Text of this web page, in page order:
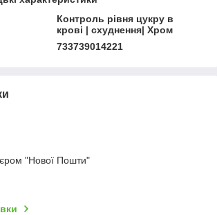
Контроль рівня цукру в
крові | схуднення| Хром
733739014221
"Нової Пошти"